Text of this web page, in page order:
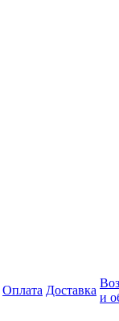
Оплата Доставка
и